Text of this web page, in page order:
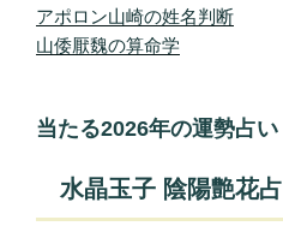
アポロン山崎の姓名判断
山倭厭魏の算命学
当たる2026年の運勢占い
水晶玉子 陰陽艶花占